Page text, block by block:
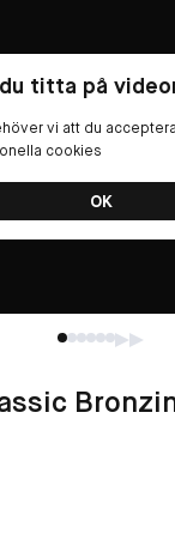
titta på
vi att du
cookies
OK